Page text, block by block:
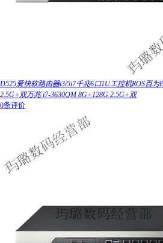
D525爱快软路由器i3i5i7千兆6口1U工控机ROS百为
2.5G+双万兆 i7-3630QM 8G+128G 2.5G+双
0条评价